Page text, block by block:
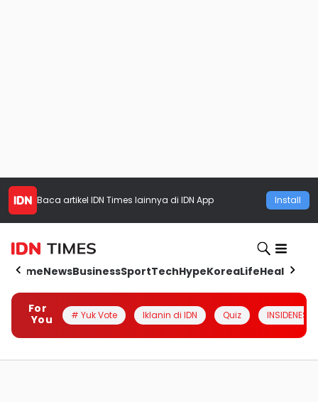
Baca artikel IDN Times lainnya di IDN App Install
HomeNewsBusinessSportTechHypeKoreaLifeHealth
For
You
# Yuk Vote Iklanin di IDN Quiz INSIDENESIA